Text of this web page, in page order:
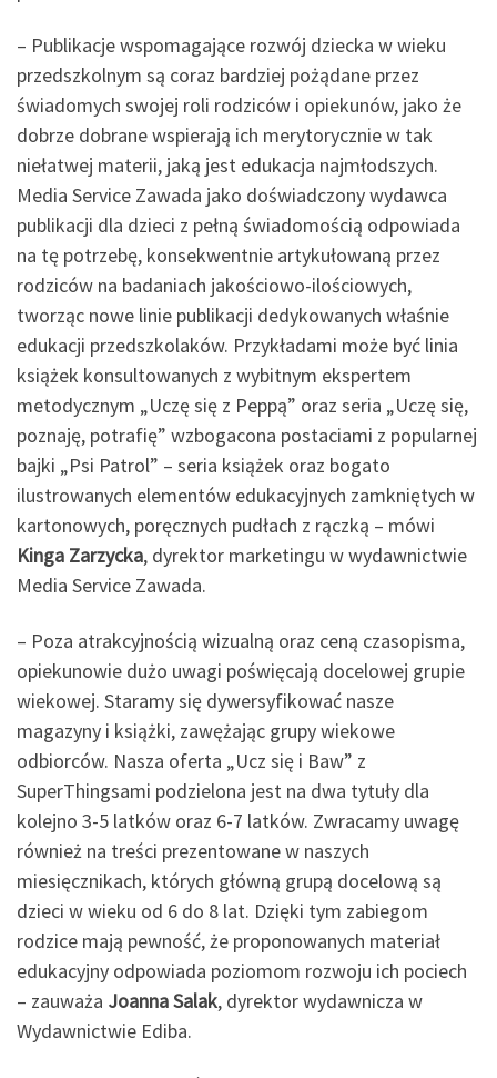
– Publikacje wspomagające rozwój dziecka w wieku
przedszkolnym są coraz bardziej pożądane przez
świadomych swojej roli rodziców i opiekunów, jako że
dobrze dobrane wspierają ich merytorycznie w tak
niełatwej materii, jaką jest edukacja najmłodszych.
Media Service Zawada jako doświadczony wydawca
publikacji dla dzieci z pełną świadomością odpowiada
na tę potrzebę, konsekwentnie artykułowaną przez
rodziców na badaniach jakościowo-ilościowych,
tworząc nowe linie publikacji dedykowanych właśnie
edukacji przedszkolaków. Przykładami może być linia
książek konsultowanych z wybitnym ekspertem
metodycznym „Uczę się z Peppą” oraz seria „Uczę się,
poznaję, potrafię” wzbogacona postaciami z popularnej
bajki „Psi Patrol” – seria książek oraz bogato
ilustrowanych elementów edukacyjnych zamkniętych w
kartonowych, poręcznych pudłach z rączką – mówi
Kinga Zarzycka, dyrektor marketingu w wydawnictwie
Media Service Zawada.
– Poza atrakcyjnością wizualną oraz ceną czasopisma,
opiekunowie dużo uwagi poświęcają docelowej grupie
wiekowej. Staramy się dywersyfikować nasze
magazyny i książki, zawężając grupy wiekowe
odbiorców. Nasza oferta „Ucz się i Baw” z
SuperThingsami podzielona jest na dwa tytuły dla
kolejno 3-5 latków oraz 6-7 latków. Zwracamy uwagę
również na treści prezentowane w naszych
miesięcznikach, których główną grupą docelową są
dzieci w wieku od 6 do 8 lat. Dzięki tym zabiegom
rodzice mają pewność, że proponowanych materiał
edukacyjny odpowiada poziomom rozwoju ich pociech
– zauważa Joanna Salak, dyrektor wydawnicza w
Wydawnictwie Ediba.